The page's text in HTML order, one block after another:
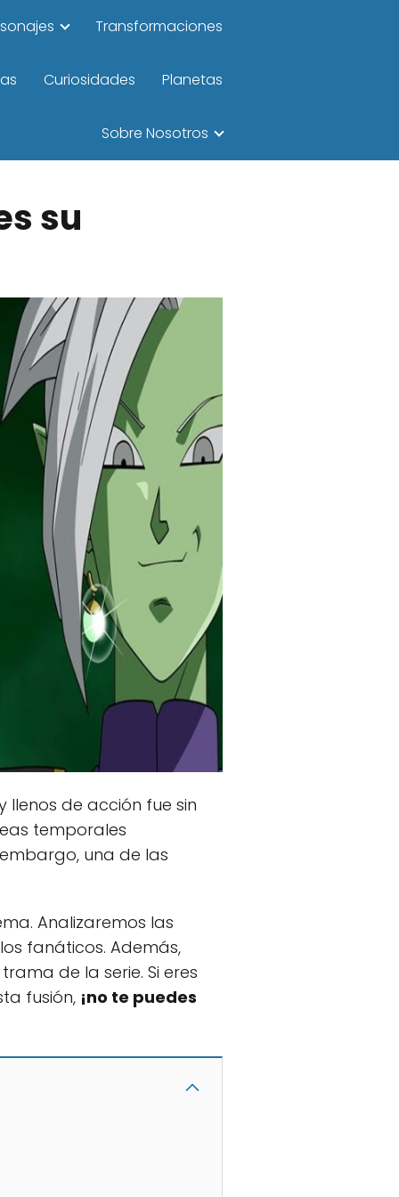
Transformaciones
Curiosidades Planetas
Sobre Nosotros
su
llenos de acción fue sin
temporales
una de las
Analizaremos las
fanáticos. Además,
de la serie. Si eres
fusión, ¡no te puedes